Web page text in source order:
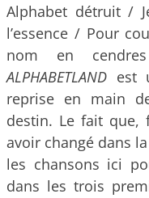
Alphabet détruit /
l’essence / Pour
nom en
ALPHABETLAND est
reprise en main
destin. Le fait que,
avoir changé dans
les chansons ici
dans les trois